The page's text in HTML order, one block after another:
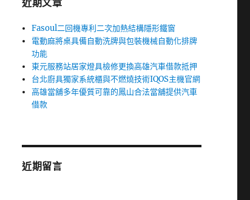
近期文章
Fasoul二回機專利二次加熱結構隱形鐵窗
電動麻將桌具備自動洗牌與包裝機械自動化排牌
功能
東元服務站居家燈具檢修更換高雄汽車借款抵押
台北廚具獨家系統櫃與不燃燒技術IQOS主機官網
高雄當舖多年優質可靠的鳳山合法當舖提供汽車
借款
近期留言